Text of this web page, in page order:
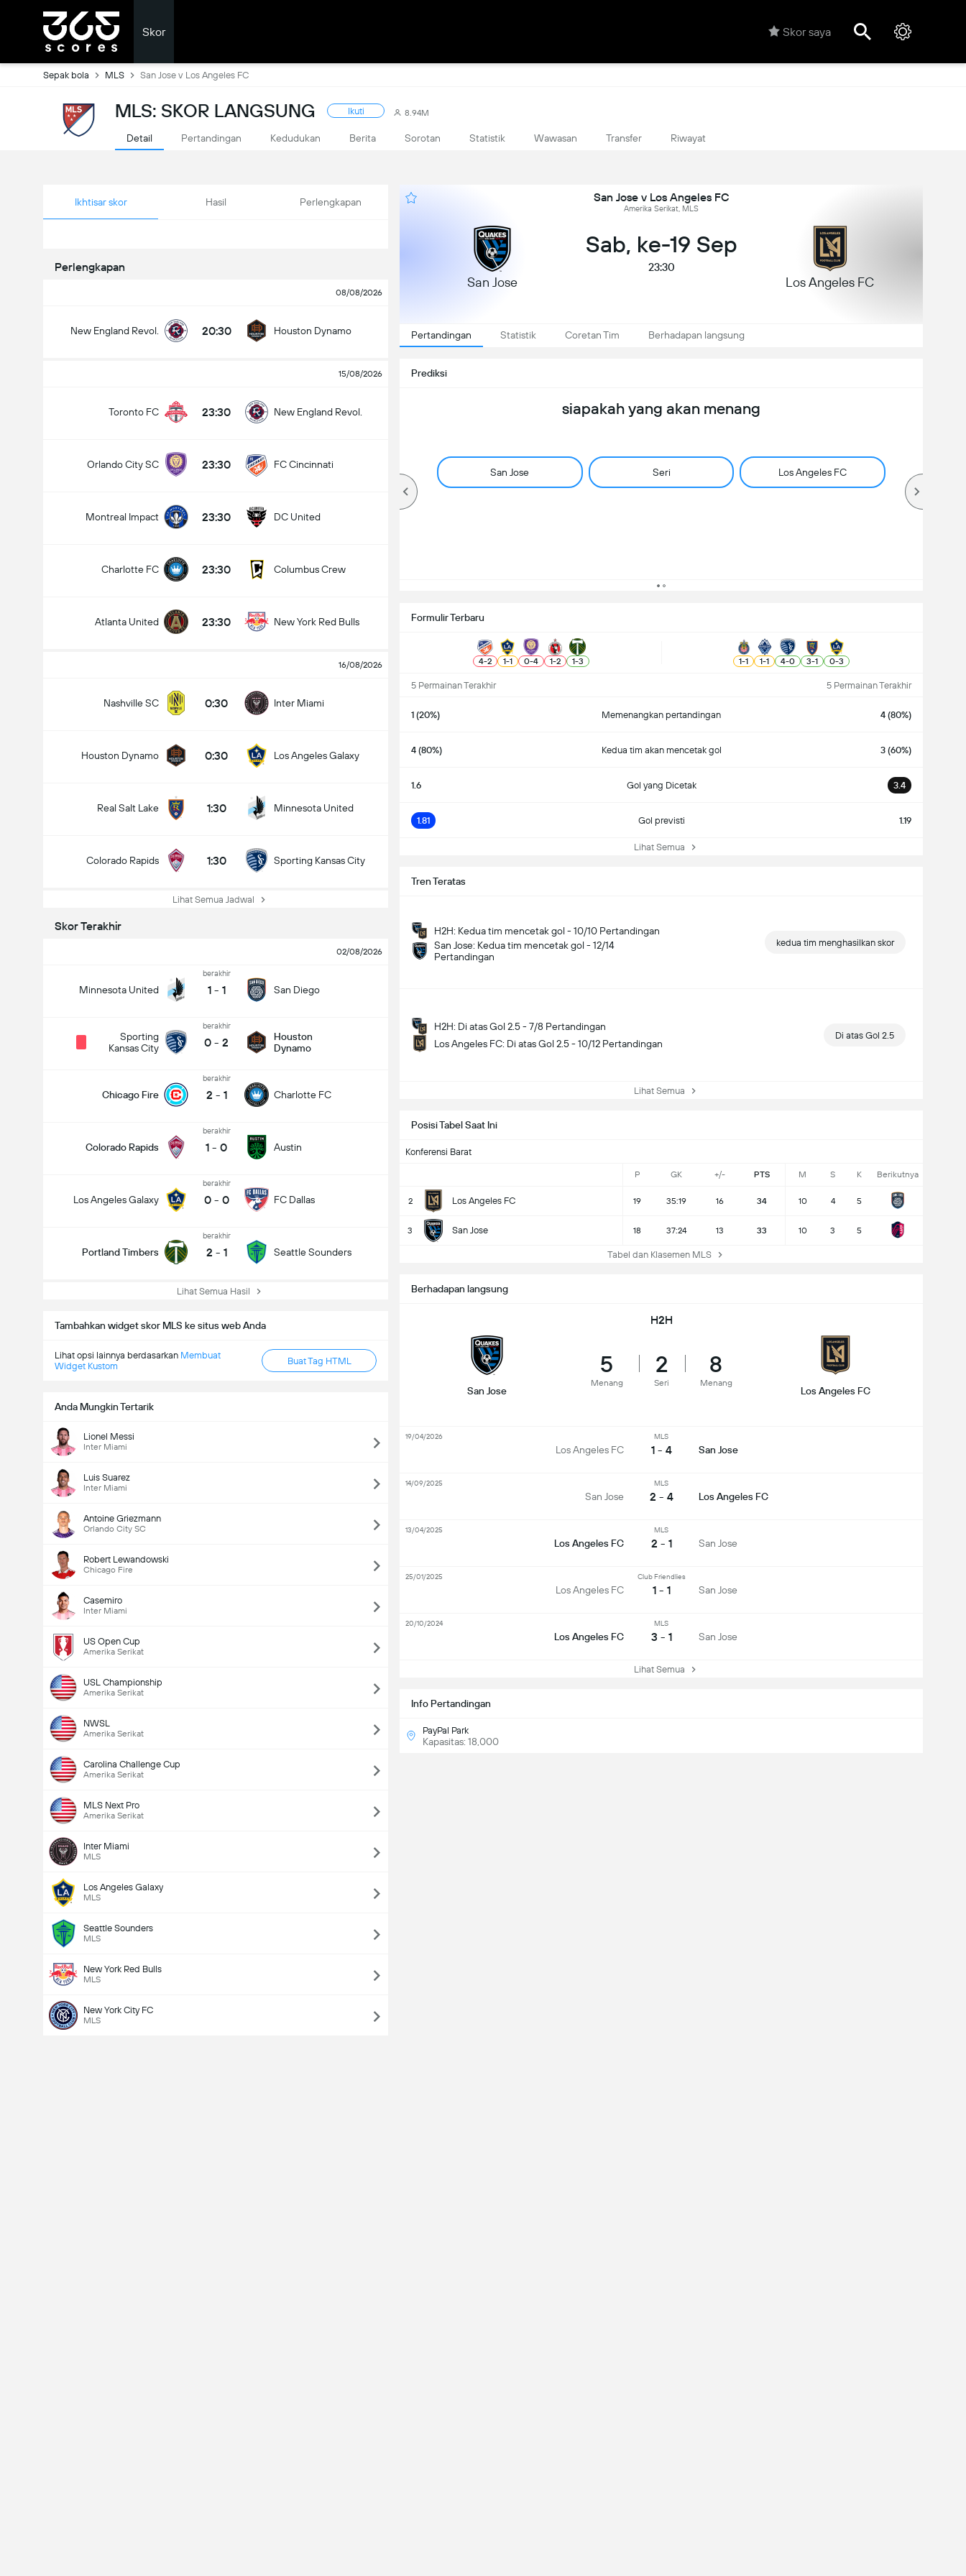
Skor Skor saya
Sepak bola MLS San Jose v Los Angeles FC
MLS: SKOR LANGSUNG Ikuti 8.94M
Detail Pertandingan Kedudukan Berita Sorotan Statistik Wawasan Transfer Riwayat
Ikhtisar skor Hasil Perlengkapan
Perlengkapan
08/08/2026
New England Revol. 20:30 Houston Dynamo
15/08/2026
Toronto FC 23:30 New England Revol.
Orlando City SC 23:30 FC Cincinnati
Montreal Impact 23:30 DC United
Charlotte FC 23:30 Columbus Crew
Atlanta United 23:30 New York Red Bulls
16/08/2026
Nashville SC 0:30 Inter Miami
Houston Dynamo 0:30 Los Angeles Galaxy
Real Salt Lake 1:30 Minnesota United
Colorado Rapids 1:30 Sporting Kansas City
Lihat Semua Jadwal
Skor Terakhir
02/08/2026
Minnesota United
berakhir
1 - 1 San Diego
Sporting
Kansas City
berakhir
0 - 2
Houston
Dynamo
Chicago Fire
berakhir
2 - 1 Charlotte FC
Colorado Rapids
berakhir
1 - 0 Austin
Los Angeles Galaxy
berakhir
0 - 0 FC Dallas
Portland Timbers
berakhir
2 - 1 Seattle Sounders
Lihat Semua Hasil
Tambahkan widget skor MLS ke situs web Anda
Lihat opsi lainnya berdasarkan Membuat
Widget Kustom
Buat Tag HTML
Anda Mungkin Tertarik
Lionel Messi
Inter Miami
Luis Suarez
Inter Miami
Antoine Griezmann
Orlando City SC
Robert Lewandowski
Chicago Fire
Casemiro
Inter Miami
US Open Cup
Amerika Serikat
USL Championship
Amerika Serikat
NWSL
Amerika Serikat
Carolina Challenge Cup
Amerika Serikat
MLS Next Pro
Amerika Serikat
Inter Miami
MLS
Los Angeles Galaxy
MLS
Seattle Sounders
MLS
New York Red Bulls
MLS
New York City FC
MLS
San Jose v Los Angeles FC
Amerika Serikat, MLS
San Jose
Sab, ke-19 Sep
23:30
Los Angeles FC
Pertandingan Statistik Coretan Tim Berhadapan langsung
Prediksi
siapakah yang akan menang
San Jose Seri Los Angeles FC
total gol dalam permainan (2.5)
lebih
Formulir Terbaru
4-2 1-1 0-4 1-2 1-3 1-1 1-1 4-0 3-1 0-3
5 Permainan Terakhir 5 Permainan Terakhir
1 (20%) Memenangkan pertandingan 4 (80%)
4 (80%) Kedua tim akan mencetak gol 3 (60%)
1.6 Gol yang Dicetak 3.4
1.81 Gol previsti 1.19
Lihat Semua
Tren Teratas
H2H: Kedua tim mencetak gol - 10/10 Pertandingan
San Jose: Kedua tim mencetak gol - 12/14
Pertandingan
kedua tim menghasilkan skor
H2H: Di atas Gol 2.5 - 7/8 Pertandingan
Los Angeles FC: Di atas Gol 2.5 - 10/12 Pertandingan
Di atas Gol 2.5
Lihat Semua
Posisi Tabel Saat Ini
Konferensi Barat
P GK +/- PTS M S K Berikutnya
2 Los Angeles FC 19 35:19 16 34 10 4 5
3 San Jose 18 37:24 13 33 10 3 5
Tabel dan Klasemen MLS
Info Pertandingan
PayPal Park
Kapasitas: 18,000
Berhadapan langsung
H2H
San Jose
5
Menang
2
Seri
8
Menang
Los Angeles FC
Los Angeles FC
MLS
1 - 4 San Jose
19/04/2026
San Jose
MLS
2 - 4 Los Angeles FC
14/09/2025
Los Angeles FC
MLS
2 - 1 San Jose
13/04/2025
Los Angeles FC
Club Friendlies
1 - 1 San Jose
25/01/2025
Los Angeles FC
MLS
3 - 1 San Jose
20/10/2024
Lihat Semua